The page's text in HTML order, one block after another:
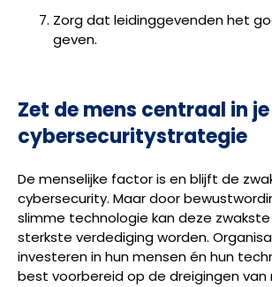
Zorg dat leidinggevenden het
geven.
Zet de mens centraal in je
cybersecuritystrategie
De menselijke factor is en blijft de
cybersecurity. Maar door
slimme technologie kan deze
sterkste verdediging worden.
investeren in hun mensen én hun
best voorbereid op de dreigingen van